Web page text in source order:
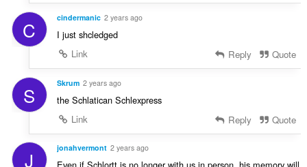
C cindermanic 2 years ago
I just shcledged
Link
Reply Quote
S Skrum 2 years ago
the Schlatican Schlexpress
Link
Reply Quote
J jonahvermont 2 years ago